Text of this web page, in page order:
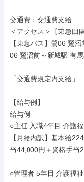
交通費：交通費支給
＜アクセス＞【東急田
【東急バス】鷺06 鷺
06 鷺沼前～新城駅 有
「交通費規定内支給」
【給与例】
給与例
○主任 入職4年目 介護
【月給内訳】基本給
当44,000円＋資格手当
○管理者 5年目 介護福